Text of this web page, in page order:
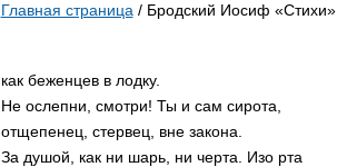
Главная страница / Бродский Иосиф «Стихи»
как беженцев в лодку.
Не ослепни, смотри! Ты и сам сирота,
отщепенец, стервец, вне закона.
За душой, как ни шарь, ни черта. Изо рта